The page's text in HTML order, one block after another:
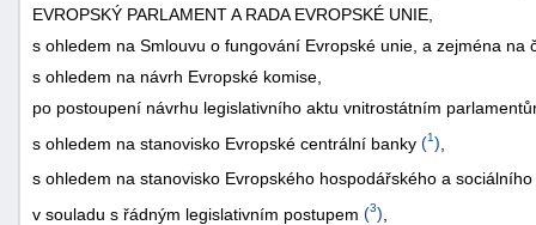
EVROPSKÝ PARLAMENT A RADA EVROPSKÉ UNIE,
s ohledem na Smlouvu o fungování Evropské unie, a zejména na
s ohledem na návrh Evropské komise,
po postoupení návrhu legislativního aktu vnitrostátním
s ohledem na stanovisko Evropské centrální banky (1)
s ohledem na stanovisko Evropského hospodářského a
v souladu s řádným legislativním postupem (3)
škody